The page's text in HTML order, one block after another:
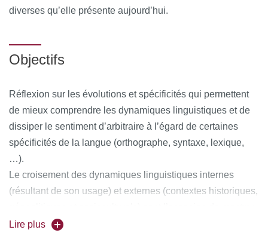
diverses qu’elle présente aujourd’hui.
Objectifs
Réflexion sur les évolutions et spécificités qui permettent
de mieux comprendre les dynamiques linguistiques et de
dissiper le sentiment d’arbitraire à l’égard de certaines
spécificités de la langue (orthographe, syntaxe, lexique,
…).
Le croisement des dynamiques linguistiques internes
(résultant de son usage) et externes (contextes historiques,
que la langue est une chose vivante, qui évolue par
Lire plus